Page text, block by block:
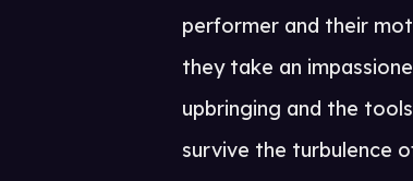
performer and their
they take an
upbringing and the
survive the turbulence